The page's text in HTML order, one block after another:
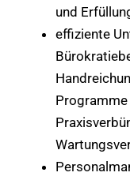
und
effiziente
Programme